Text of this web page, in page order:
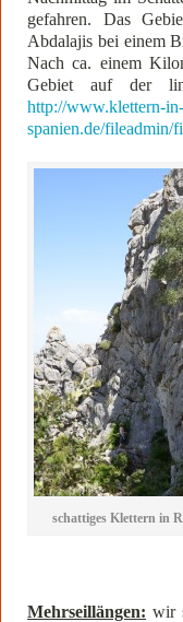
gefahren. Das
Abdalajis bei einem
Nach ca. einem
Gebiet auf der
http://www.klettern-in-
spanien.de/
schattiges Klettern in
Mehrseillängen: wir